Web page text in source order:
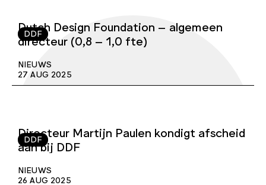
DDF
Dutch Design Foundation – algemeen
directeur (0,8 – 1,0 fte)
NIEUWS
27 AUG 2025
DDF
Directeur Martijn Paulen kondigt afscheid
aan bij DDF
NIEUWS
26 AUG 2025